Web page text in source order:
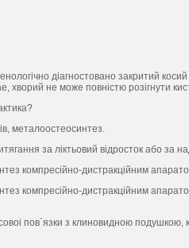
дiагностовано закритий
хворий не може повнiстю розiгнути
металоостеосинтез.
за лiктьовий вiдросток або за
компресiйно-дистракцiйним
компресiйно-дистракцiйним
пов`язки з клиновидною